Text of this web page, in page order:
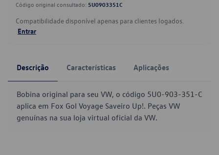
Código original consultado: 5U0903351C
Compatibilidade disponível apenas para clientes logados.
Entrar
Descrição Características Aplicações
Bobina original para seu VW, o código 5U0-903-351-C
aplica em Fox Gol Voyage Saveiro Up!. Peças VW
genuínas na sua loja virtual oficial da VW.